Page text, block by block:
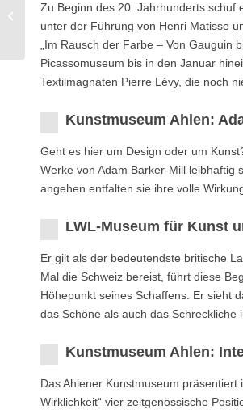
Zu Beginn des 20. Jahrhunderts schuf
unter der Führung von Henri Matisse
„Im Rausch der Farbe – Von
Picassomuseum bis in den Januar
Textilmagnaten Pierre Lévy, die noch
Kunstmuseum Ahlen:
Geht es hier um Design oder um
Werke von Adam Barker-Mill leibhaftig
angehen entfalten sie ihre volle
LWL-Museum für Kunst
Er gilt als der bedeutendste britische
Mal die Schweiz bereist, führt diese
Höhepunkt seines Schaffens. Er sieht
das Schöne als auch das Schreckliche
Kunstmuseum Ahlen:
Das Ahlener Kunstmuseum
Wirklichkeit“ vier zeitgenössische
Neue Werke von
Christoph Worringer